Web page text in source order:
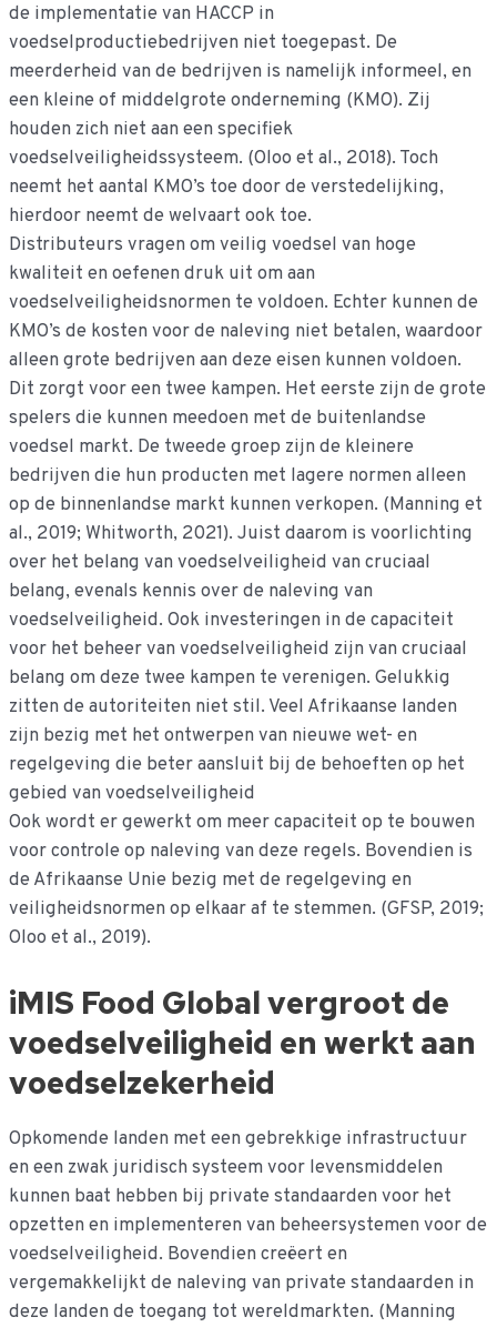
de implementatie van HACCP in
voedselproductiebedrijven niet toegepast. De
meerderheid van de bedrijven is namelijk informeel, en
een kleine of middelgrote onderneming (KMO). Zij
houden zich niet aan een specifiek
voedselveiligheidssysteem. (Oloo et al., 2018). Toch
neemt het aantal KMO’s toe door de verstedelijking,
hierdoor neemt de welvaart ook toe.
Distributeurs vragen om veilig voedsel van hoge
kwaliteit en oefenen druk uit om aan
voedselveiligheidsnormen te voldoen. Echter kunnen de
KMO’s de kosten voor de naleving niet betalen, waardoor
alleen grote bedrijven aan deze eisen kunnen voldoen.
Dit zorgt voor een twee kampen. Het eerste zijn de grote
spelers die kunnen meedoen met de buitenlandse
voedsel markt. De tweede groep zijn de kleinere
bedrijven die hun producten met lagere normen alleen
op de binnenlandse markt kunnen verkopen. (Manning et
al., 2019; Whitworth, 2021). Juist daarom is voorlichting
over het belang van voedselveiligheid van cruciaal
belang, evenals kennis over de naleving van
voedselveiligheid. Ook investeringen in de capaciteit
voor het beheer van voedselveiligheid zijn van cruciaal
belang om deze twee kampen te verenigen. Gelukkig
zitten de autoriteiten niet stil. Veel Afrikaanse landen
zijn bezig met het ontwerpen van nieuwe wet- en
regelgeving die beter aansluit bij de behoeften op het
gebied van voedselveiligheid
Ook wordt er gewerkt om meer capaciteit op te bouwen
voor controle op naleving van deze regels. Bovendien is
de Afrikaanse Unie bezig met de regelgeving en
veiligheidsnormen op elkaar af te stemmen. (GFSP, 2019;
Oloo et al., 2019).
iMIS Food Global vergroot de
voedselveiligheid en werkt aan
voedselzekerheid
Opkomende landen met een gebrekkige infrastructuur
en een zwak juridisch systeem voor levensmiddelen
kunnen baat hebben bij private standaarden voor het
opzetten en implementeren van beheersystemen voor de
voedselveiligheid. Bovendien creëert en
vergemakkelijkt de naleving van private standaarden in
deze landen de toegang tot wereldmarkten. (Manning